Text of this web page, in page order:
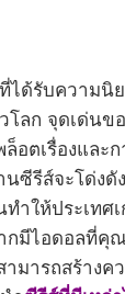
ได้รับความนิ
โลก จุดเด่นข
อตเรื่องและ
นซีรีส์จะโด่งดั
ำให้ประเทศ
กมีไอดอลที่
มารถสร้างค